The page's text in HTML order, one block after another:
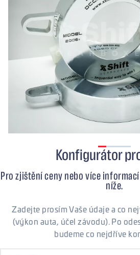
Konfigurátor
Pro zjištění ceny nebo více
níže.
Zadejte prosím Vaše údaje a co
(výkon auta, účel závodu). Po
budeme co nejdříve